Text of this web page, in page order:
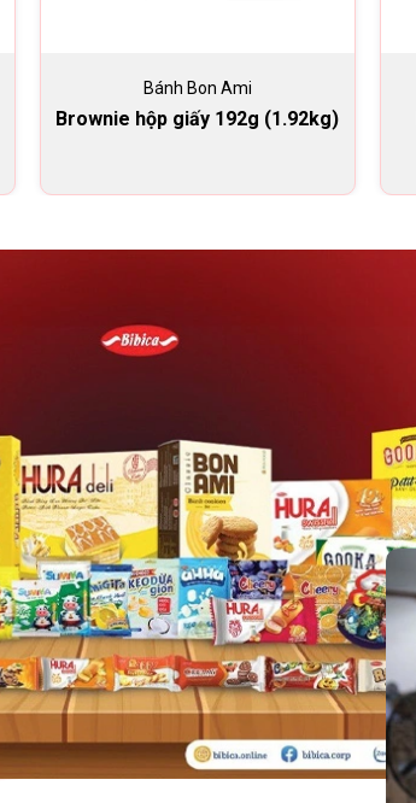
Bánh Bon Ami
Brownie hộp giấy 192g (1.92kg)